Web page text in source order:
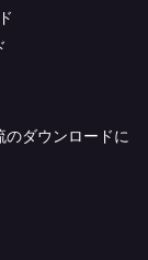
ダウンロードに